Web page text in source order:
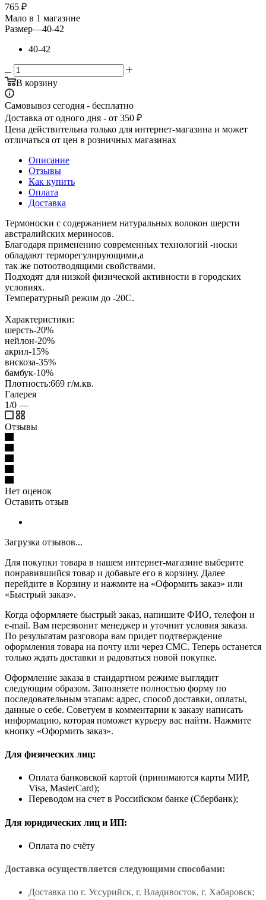
765 ₽
Мало в 1 магазине
Размер—40-42
40-42
В корзину
Самовывоз сегодня - бесплатно
Доставка от одного дня - от 350 ₽
Цена действительна только для интернет-магазина и может
отличаться от цен в розничных магазинах
Описание
Отзывы
Как купить
Оплата
Доставка
Термоноски с содержанием натуральных волокон шерсти
австралийских мериносов.
Благодаря применению современных технологий -носки
обладают терморегулирующими,а
так же потоотводящими свойствами.
Подходят для низкой физической активности в городских
условиях.
Температурный режим до -20C.
Характеристики:
шерсть-20%
нейлон-20%
акрил-15%
вискоза-35%
бамбук-10%
Плотность:669 г/м.кв.
Галерея
1/0 —
Отзывы
Нет оценок
Оставить отзыв
Загрузка отзывов...
Для покупки товара в нашем интернет-магазине выберите
понравившийся товар и добавьте его в корзину. Далее
перейдите в Корзину и нажмите на «Оформить заказ» или
«Быстрый заказ».
Когда оформляете быстрый заказ, напишите ФИО, телефон и
e-mail. Вам перезвонит менеджер и уточнит условия заказа.
По результатам разговора вам придет подтверждение
оформления товара на почту или через СМС. Теперь останется
только ждать доставки и радоваться новой покупке.
Оформление заказа в стандартном режиме выглядит
следующим образом. Заполняете полностью форму по
последовательным этапам: адрес, способ доставки, оплаты,
данные о себе. Советуем в комментарии к заказу написать
информацию, которая поможет курьеру вас найти. Нажмите
кнопку «Оформить заказ».
Для физических лиц:
Оплата банковской картой (принимаются карты МИР,
Visa, MasterCard);
Переводом на счет в Российском банке (Сбербанк);
Для юридических лиц и ИП:
Оплата по счёту
Доставка осуществляется следующими способами:
Доставка по г. Уссурийск, г. Владивосток, г. Хабаровск;